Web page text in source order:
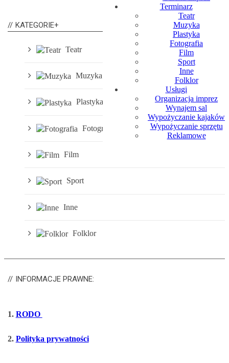
Terminarz
Teatr
Muzyka
Plastyka
Fotografia
Film
Sport
Inne
Folklor
Usługi
Organizacja imprez
Wynajem sal
Wypożyczanie kajaków
Wypożyczanie sprzętu
Reklamowe
KATEGORIE+
Teatr
Muzyka
Plastyka
Fotografia
Film
Sport
Inne
Folklor
INFORMACJEPRAWNE:
1. RODO
2. Polityka prywatności